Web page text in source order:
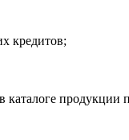
кредитов;
каталоге продукции